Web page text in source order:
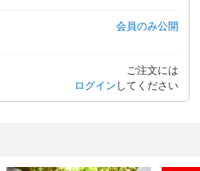
会員のみ公開
ご注文には
ログイン してください